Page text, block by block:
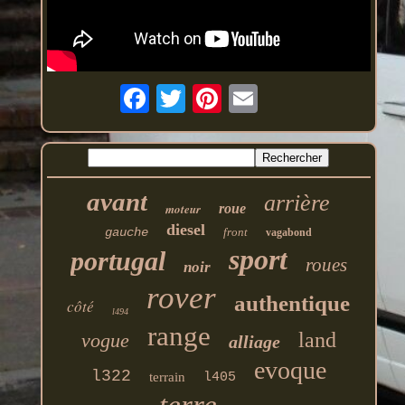
avant moteur roue arrière
gauche diesel front vagabond
portugal noir sport roues
côté l494 rover authentique
vogue range alliage land
l322 terrain l405 evoque